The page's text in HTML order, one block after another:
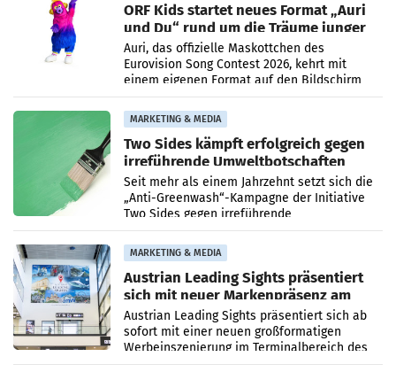
ORF Kids startet neues Format „Auri
und Du“ rund um die Träume junger
Menschen
Auri, das offizielle Maskottchen des
Eurovision Song Contest 2026, kehrt mit
einem eigenen Format auf den Bildschirm
zurück. In der neuen Sendung „Auri und Du“
bei ORF Kids steht
MARKETING & MEDIA
Two Sides kämpft erfolgreich gegen
irreführende Umweltbotschaften
beim Papiereinsatz
Seit mehr als einem Jahrzehnt setzt sich die
„Anti-Greenwash“-Kampagne der Initiative
Two Sides gegen irreführende
Umweltaussagen bei Papierkommunikation
und papierbasierten Verpackungen
MARKETING & MEDIA
Austrian Leading Sights präsentiert
sich mit neuer Markenpräsenz am
Flughafen Wien
Austrian Leading Sights präsentiert sich ab
sofort mit einer neuen großformatigen
Werbeinszenierung im Terminalbereich des
Flughafen Wien. Die Präsenz befindet sich im